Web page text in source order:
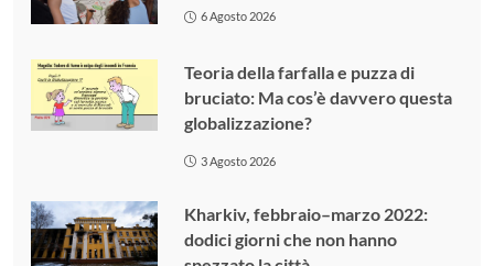
6 Agosto 2026
Teoria della farfalla e puzza di
bruciato: Ma cos’è davvero questa
globalizzazione?
3 Agosto 2026
Kharkiv, febbraio–marzo 2022:
dodici giorni che non hanno